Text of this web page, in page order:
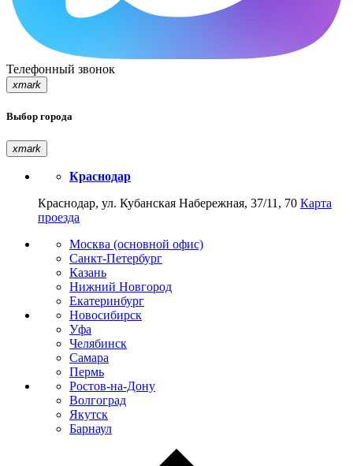
Телефонный звонок
xmark
Выбор города
xmark
Краснодар
Краснодар, ул. Кубанская Набережная, 37/11, 70 Карта
проезда
Москва (основной офис)
Санкт-Петербург
Казань
Нижний Новгород
Екатеринбург
Новосибирск
Уфа
Челябинск
Самара
Пермь
Ростов-на-Дону
Волгоград
Якутск
Барнаул